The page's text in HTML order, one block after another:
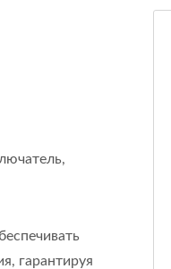
гарантируя